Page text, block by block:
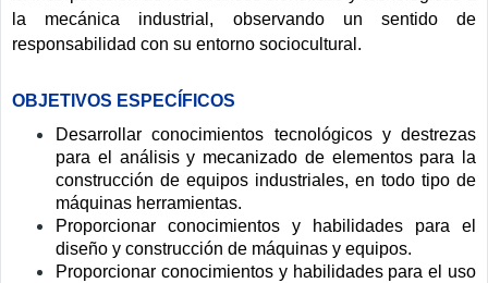
la mecánica industrial, observando un sentido de
responsabilidad con su entorno sociocultural.
OBJETIVOS ESPECÍFICOS
Desarrollar conocimientos tecnológicos y destrezas
para el análisis y mecanizado de elementos para la
construcción de equipos industriales, en todo tipo de
máquinas herramientas.
Proporcionar conocimientos y habilidades para el
diseño y construcción de máquinas y equipos.
Proporcionar conocimientos y habilidades para el uso